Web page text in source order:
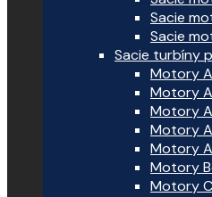
Sacie
Sacie
Sacie turbíny
Motory
Motory
Motory
Motory
Motory
Motory
Motory